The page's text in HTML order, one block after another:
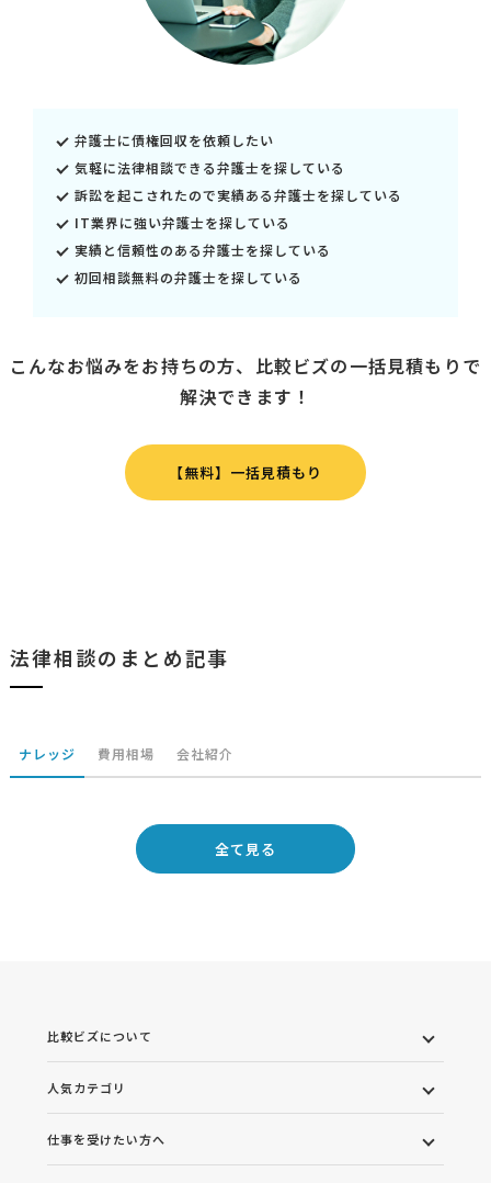
弁護士に債権回収を依頼したい
気軽に法律相談できる弁護士を探している
訴訟を起こされたので実績ある弁護士を探している
IT業界に強い弁護士を探している
実績と信頼性のある弁護士を探している
初回相談無料の弁護士を探している
こんなお悩みをお持ちの方、比較ビズの一括見積もりで
解決できます！
【無料】一括見積もり
法律相談のまとめ記事
ナレッジ 費用相場 会社紹介
全て見る
比較ビズについて
人気カテゴリ
仕事を受けたい方へ